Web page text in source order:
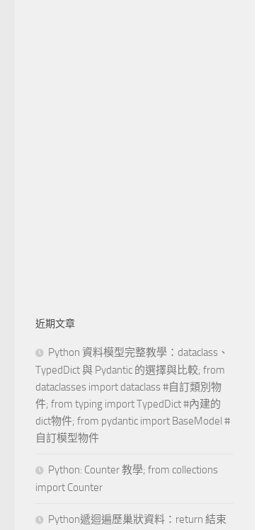
近期文章
Python 資料模型完整教學：dataclass、
TypedDict 與 Pydantic 的選擇與比較; from
dataclasses import dataclass #自訂類別物
件; from typing import TypedDict #內建的
dict物件; from pydantic import BaseModel #
自訂模型物件
Python: Counter 教學; from collections
import Counter
Python遞迴遍歷巢狀資料：return 結束